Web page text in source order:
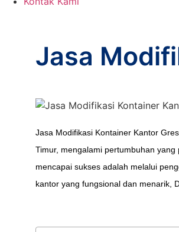
Jasa
Jasa Modifikasi Kontainer Kantor
Timur, mengalami pertumbuhan
mencapai sukses adalah melalui
kantor yang fungsional dan menarik,